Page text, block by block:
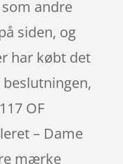
andre
siden, og
har købt det
OF
– Dame
mærke